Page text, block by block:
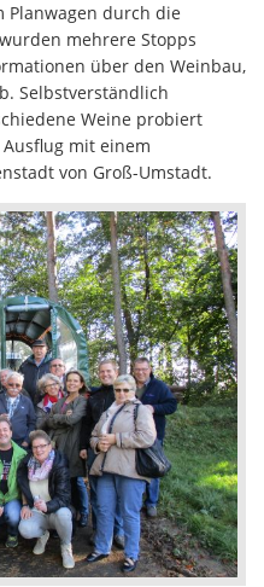
Planwagen durch die
mehrere Stopps
über den Weinbau,
Selbstverständlich
Weine probiert
mit einem
von Groß-Umstadt.